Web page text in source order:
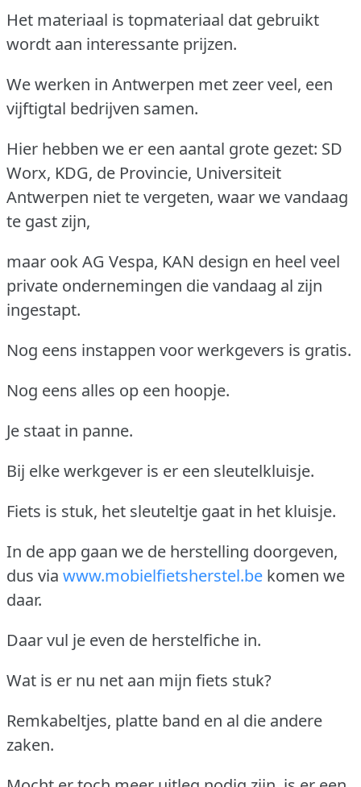
Het materiaal is topmateriaal dat gebruikt
wordt aan interessante prijzen.
We werken in Antwerpen met zeer veel, een
vijftigtal bedrijven samen.
Hier hebben we er een aantal grote gezet: SD
Worx, KDG, de Provincie, Universiteit
Antwerpen niet te vergeten, waar we vandaag
te gast zijn,
maar ook AG Vespa, KAN design en heel veel
private ondernemingen die vandaag al zijn
ingestapt.
Nog eens instappen voor werkgevers is gratis.
Nog eens alles op een hoopje.
Je staat in panne.
Bij elke werkgever is er een sleutelkluisje.
Fiets is stuk, het sleuteltje gaat in het kluisje.
In de app gaan we de herstelling doorgeven,
dus via www.mobielfietsherstel.be komen we
daar.
Daar vul je even de herstelfiche in.
Wat is er nu net aan mijn fiets stuk?
Remkabeltjes, platte band en al die andere
zaken.